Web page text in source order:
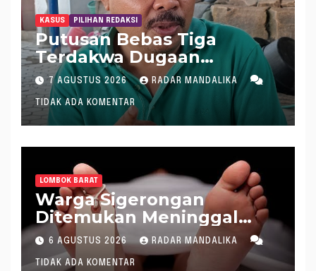
KASUS PILIHAN REDAKSI
Putusan Bebas Tiga
Terdakwa Dugaan
Gratifikasi Dana “Siluman”
DPRD NTB, Najamudin
Sebut Putusan Hakim
Aneh dan Ganjil, Bakal
Lapor Hakim Tipikor
Mataram ke MA
7 AGUSTUS 2026 RADAR MANDALIKA
TIDAK ADA KOMENTAR
LOMBOK BARAT
Warga Sigerongan
Ditemukan Meninggal
saat Setrum Ikan di
Sungai
6 AGUSTUS 2026 RADAR MANDALIKA
TIDAK ADA KOMENTAR